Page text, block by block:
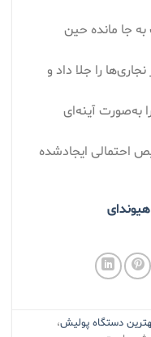
جا مانده حین
را جلا داد و
به‌صورت آینه‌ای
احتمالی ایجادشده
دستگاه پولیش،